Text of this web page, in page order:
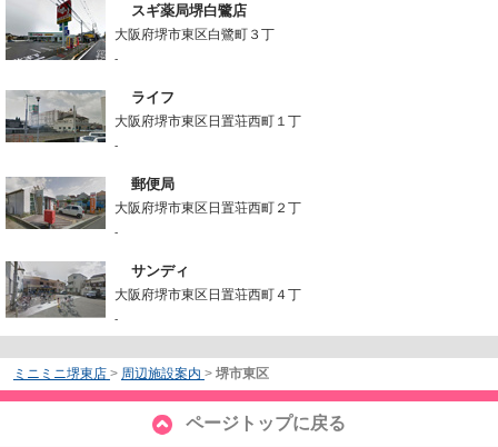
スギ薬局堺白鷺店
大阪府堺市東区白鷺町３丁
-
ライフ
大阪府堺市東区日置荘西町１丁
-
郵便局
大阪府堺市東区日置荘西町２丁
-
サンディ
大阪府堺市東区日置荘西町４丁
-
ミニミニ堺東店 > 周辺施設案内 > 堺市東区
ページトップに戻る